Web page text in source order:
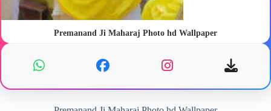
Premanand Ji Maharaj Photo hd Wallpaper